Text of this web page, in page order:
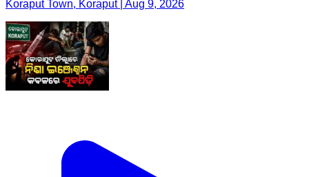
Koraput Town, Koraput | Aug 9, 2026